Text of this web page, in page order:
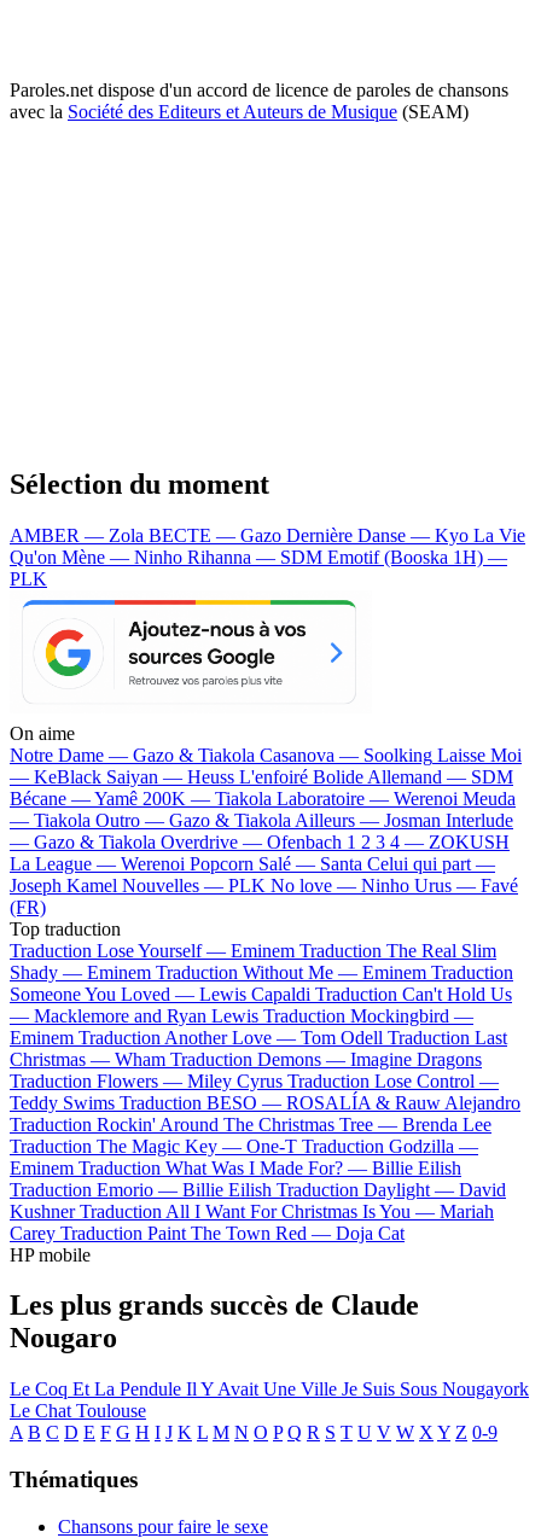
Paroles.net dispose d'un accord de licence de paroles de chansons
avec la Société des Editeurs et Auteurs de Musique (SEAM)
Sélection du moment
AMBER — Zola BECTE — Gazo Dernière Danse — Kyo La Vie
Qu'on Mène — Ninho Rihanna — SDM Emotif (Booska 1H) —
PLK
On aime
Notre Dame — Gazo & Tiakola Casanova — Soolking Laisse Moi
— KeBlack Saiyan — Heuss L'enfoiré Bolide Allemand — SDM
Bécane —Yamê 200K — Tiakola Laboratoire — Werenoi Meuda
— Tiakola Outro — Gazo & Tiakola Ailleurs — Josman Interlude
— Gazo & Tiakola Overdrive — Ofenbach 1 2 3 4 — ZOKUSH
La League — Werenoi Popcorn Salé — Santa Celui qui part —
Joseph Kamel Nouvelles — PLK No love — Ninho Urus — Favé
(FR)
Top traduction
Traduction Lose Yourself — Eminem Traduction The Real Slim
Shady — Eminem Traduction Without Me — Eminem Traduction
Someone You Loved — Lewis Capaldi Traduction Can't Hold Us
— Macklemore and Ryan Lewis Traduction Mockingbird —
Eminem Traduction Another Love — Tom Odell Traduction Last
Christmas — Wham Traduction Demons — Imagine Dragons
Traduction Flowers — Miley Cyrus Traduction Lose Control —
Teddy Swims Traduction BESO — ROSALÍA & Rauw Alejandro
Traduction Rockin' Around The Christmas Tree — Brenda Lee
Traduction The Magic Key — One-T Traduction Godzilla —
Eminem Traduction What Was I Made For? — Billie Eilish
Traduction Emorio — Billie Eilish Traduction Daylight — David
Kushner Traduction All I Want For Christmas Is You — Mariah
Carey Traduction Paint The Town Red — Doja Cat
HP mobile
Les plus grands succès de Claude
Nougaro
Le Coq Et La Pendule Il Y Avait Une Ville Je Suis Sous Nougayork
Le Chat Toulouse
A B C D E F G H I J K L M N O P Q R S T U V W X Y Z 0-9
Thématiques
Chansons pour faire le sexe